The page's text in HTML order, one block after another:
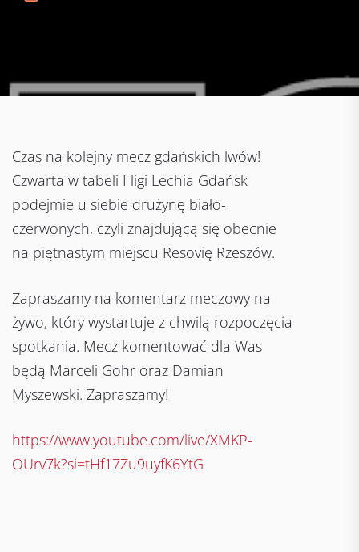
Czas na kolejny mecz gdańskich lwów!
Czwarta w tabeli I ligi Lechia Gdańsk
podejmie u siebie drużynę biało-
czerwonych, czyli znajdującą się obecnie
na piętnastym miejscu Resovię Rzeszów.
Zapraszamy na komentarz meczowy na
żywo, który wystartuje z chwilą rozpoczęcia
spotkania. Mecz komentować dla Was
będą Marceli Gohr oraz Damian
Myszewski. Zapraszamy!
https://www.youtube.com/live/XMKP-
OUrv7k?si=tHf17Zu9uyfK6YtG